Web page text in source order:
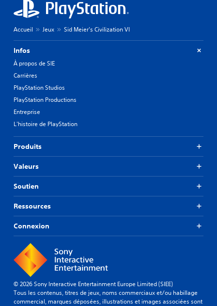
Accueil Jeux Sid Meier's Civilization VI
Infos
À propos de SIE
Carrières
PlayStation Studios
PlayStation Productions
Entreprise
L'histoire de PlayStation
Produits
Valeurs
Soutien
Ressources
Connexion
© 2026 Sony Interactive Entertainment Europe Limited (SIEE)
Tous les contenus, titres de jeux, noms commerciaux et/ou habillage
commercial, marques déposées, illustrations et images associées sont